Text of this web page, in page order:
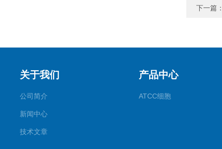
下一篇
关于我们
公司简介
新闻中心
技术文章
产品中心
ATCC细胞